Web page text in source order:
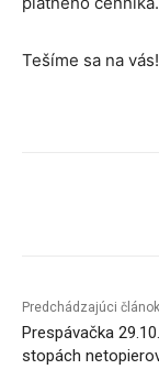
Tešíme sa na vás!
Predchádzajúci článok
Prespávačka
stopách